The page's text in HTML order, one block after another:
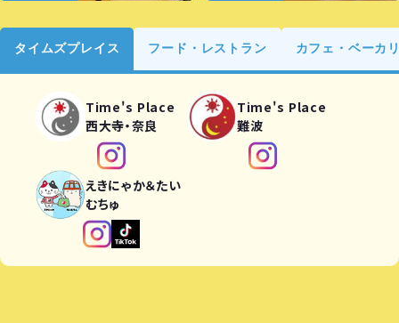
タイムズプレイス フード・レストラン カフェ・ベーカ
Time's Place
西大寺・奈良
Time's Place
難波
えきにゃか＆たい
むちゅ